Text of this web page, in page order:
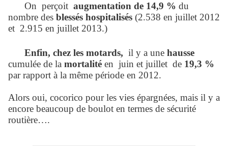
On perçoit augmentation de 14,9 % du
nombre des blessés hospitalisés (2.538 en juillet 2012
et 2.915 en juillet 2013.)
Enfin, chez les motards, il y a une hausse
cumulée de la mortalité en juin et juillet de 19,3 %
par rapport à la même période en 2012.
Alors oui, cocorico pour les vies épargnées, mais il y a
encore beaucoup de boulot en termes de sécurité
routière….